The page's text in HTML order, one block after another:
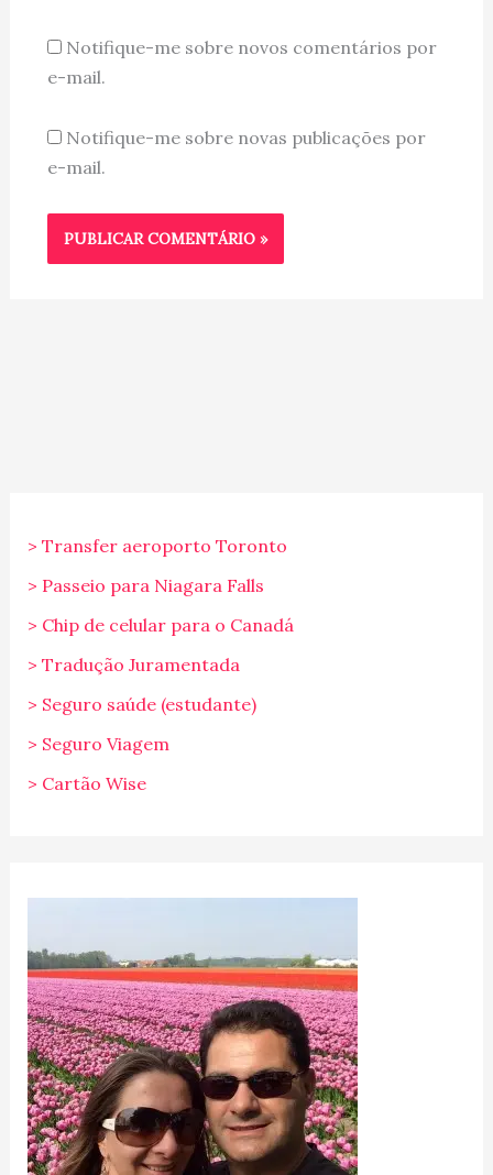
Notifique-me sobre novos comentários por
e-mail.
Notifique-me sobre novas publicações por
e-mail.
> Transfer aeroporto Toronto
> Passeio para Niagara Falls
> Chip de celular para o Canadá
> Tradução Juramentada
> Seguro saúde (estudante)
> Seguro Viagem
> Cartão Wise